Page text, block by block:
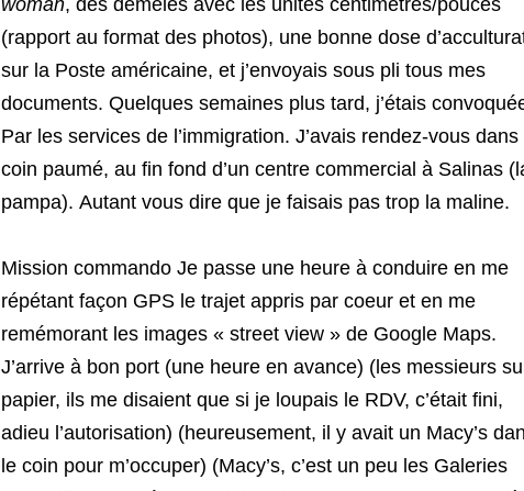
woman, des démêlés avec les unités centimètres/pouces
(rapport au format des photos), une bonne dose
sur la Poste américaine, et j’envoyais sous pli tous mes
documents. Quelques semaines plus tard, j’étais
Par les services de l’immigration. J’avais rendez-vous dans
coin paumé, au fin fond d’un centre commercial à Salinas
pampa). Autant vous dire que je faisais pas trop la maline.
Mission commando Je passe une heure à conduire en me
répétant façon GPS le trajet appris par coeur et en me
remémorant les images « street view » de Google Maps.
J’arrive à bon port (une heure en avance) (les messieurs
papier, ils me disaient que si je loupais le RDV, c’était fini,
adieu l’autorisation) (heureusement, il y avait un Macy’s
le coin pour m’occuper) (Macy’s, c’est un peu les Galeries